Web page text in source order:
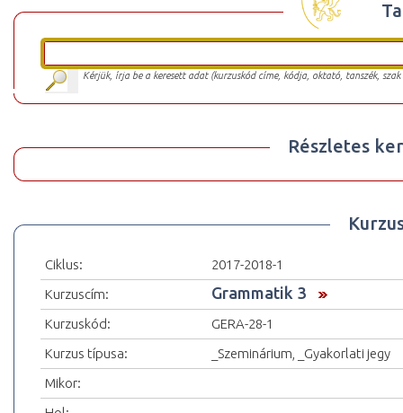
Kérjük, írja be a keresett adat (kurzuskód címe, kódja, oktató, tanszék,
Részletes
Ciklus:
2017-2018-1
Kurzuscím:
Grammatik 3
Kurzuskód:
GERA-28-1
Kurzus típusa:
_Szeminárium, _Gyakorlati jegy
Mikor: